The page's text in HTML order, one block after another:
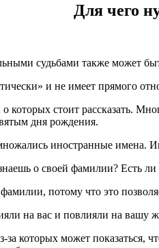
Для чего
судьбами также может
и не имеет прямого
которых стоит рассказать.
дня рождения.
иностранные имена.
о своей фамилии? Есть
потому что это
на вас и повлияли на вашу
которых может показаться,